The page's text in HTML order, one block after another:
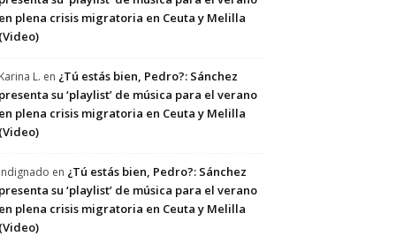
plena crisis migratoria en Ceuta y Melilla
L. en ¿Tú estás bien, Pedro?: Sánchez
su ‘playlist’ de música para el verano
plena crisis migratoria en Ceuta y Melilla
en ¿Tú estás bien, Pedro?: Sánchez
su ‘playlist’ de música para el verano
plena crisis migratoria en Ceuta y Melilla